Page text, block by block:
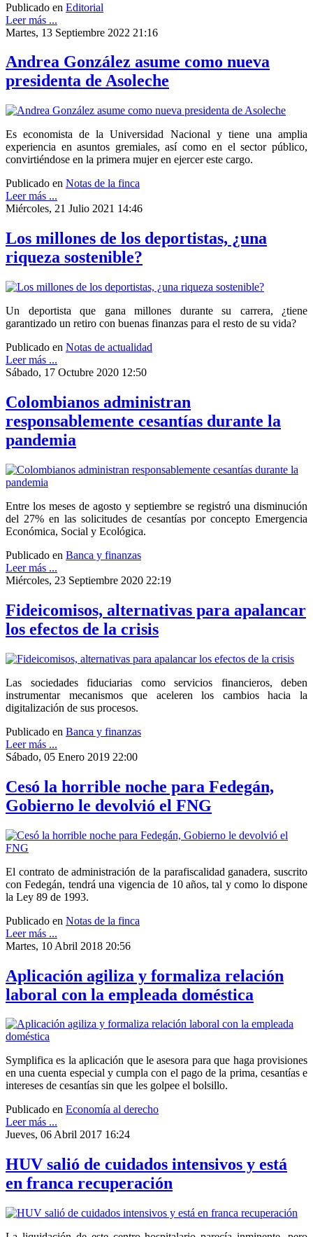
Publicado en Editorial
Leer más ...
Martes, 13 Septiembre 2022 21:16
Andrea González asume como nueva
presidenta de Asoleche
Es economista de la Universidad Nacional y tiene una amplia
experiencia en asuntos gremiales, así como en el sector público,
convirtiéndose en la primera mujer en ejercer este cargo.
Publicado en Notas de la finca
Leer más ...
Miércoles, 21 Julio 2021 14:46
Los millones de los deportistas, ¿una
riqueza sostenible?
Un deportista que gana millones durante su carrera, ¿tiene
garantizado un retiro con buenas finanzas para el resto de su vida?
Publicado en Notas de actualidad
Leer más ...
Sábado, 17 Octubre 2020 12:50
Colombianos administran
responsablemente cesantías durante la
pandemia
Entre los meses de agosto y septiembre se registró una disminución
del 27% en las solicitudes de cesantías por concepto Emergencia
Económica, Social y Ecológica.
Publicado en Banca y finanzas
Leer más ...
Miércoles, 23 Septiembre 2020 22:19
Fideicomisos, alternativas para apalancar
los efectos de la crisis
Las sociedades fiduciarias como servicios financieros, deben
instrumentar mecanismos que aceleren los cambios hacia la
digitalización de sus procesos.
Publicado en Banca y finanzas
Leer más ...
Sábado, 05 Enero 2019 22:00
Cesó la horrible noche para Fedegán,
Gobierno le devolvió el FNG
El contrato de administración de la parafiscalidad ganadera, suscrito
con Fedegán, tendrá una vigencia de 10 años, tal y como lo dispone
la Ley 89 de 1993.
Publicado en Notas de la finca
Leer más ...
Martes, 10 Abril 2018 20:56
Aplicación agiliza y formaliza relación
laboral con la empleada doméstica
Symplifica es la aplicación que le asesora para que haga provisiones
en una cuenta especial y cumpla con el pago de la prima, cesantías e
intereses de cesantías sin que les golpee el bolsillo.
Publicado en Economía al derecho
Leer más ...
Jueves, 06 Abril 2017 16:24
HUV salió de cuidados intensivos y está
en franca recuperación